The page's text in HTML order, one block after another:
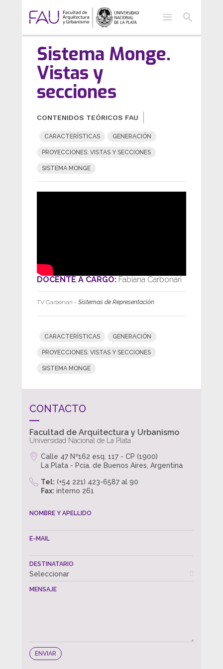
menu search
Sistema Monge.
Vistas y
secciones
CONTENIDOS TEÓRICOS FAU
CARACTERÍSTICAS GENERACIÓN
PROYECCIONES: VISTAS Y SECCIONES
SISTEMA MONGE
DOCENTE A CARGO: Fabiana Carbonari
TV Carbonari - Sistemas de Representación
CARACTERÍSTICAS GENERACIÓN
PROYECCIONES: VISTAS Y SECCIONES
SISTEMA MONGE
CONTACTO
Facultad de Arquitectura y Urbanismo
Universidad Nacional de La Plata
Calle 47 Nº162 esq. 117 - CP (1900)
La Plata - Pcia. de Buenos Aires, Argentina
Tel: (+54 221) 423-6587 al 90
Fax: interno 261
NOMBRE Y APELLIDO
E-MAIL
DESTINATARIO
Seleccionar
MENSAJE